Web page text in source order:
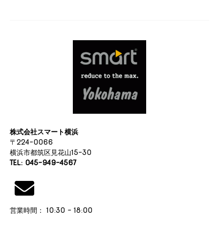
株式会社スマート横浜
〒224-0066
横浜市都筑区見花山15-30
TEL: 045-949-4567
営業時間： 10:30 - 18:00